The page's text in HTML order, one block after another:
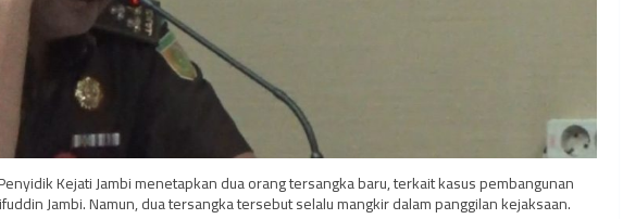
Kejati Jambi menetapkan dua orang tersangka baru, terkait kasus pembangunan
Jambi. Namun, dua tersangka tersebut selalu mangkir dalam panggilan kejaksaan.